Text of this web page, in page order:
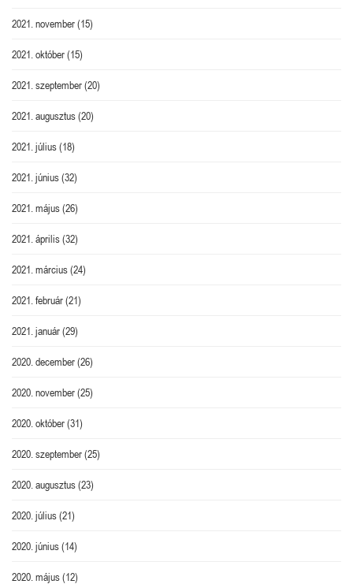
2021. november(15)
2021. október(15)
2021. szeptember(20)
2021. augusztus(20)
2021. július(18)
2021. június(32)
2021. május(26)
2021. április(32)
2021. március(24)
2021. február(21)
2021. január(29)
2020. december(26)
2020. november(25)
2020. október(31)
2020. szeptember(25)
2020. augusztus(23)
2020. július(21)
2020. június(14)
2020. május(12)